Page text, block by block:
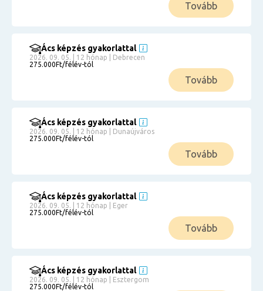
Tovább
Ács képzés gyakorlattal
2026. 09. 05. | 12 hónap | Debrecen
275.000Ft/félév-tól
Tovább
Ács képzés gyakorlattal
2026. 09. 05. | 12 hónap | Dunaújváros
275.000Ft/félév-tól
Tovább
Ács képzés gyakorlattal
2026. 09. 05. | 12 hónap | Eger
275.000Ft/félév-tól
Tovább
Ács képzés gyakorlattal
2026. 09. 05. | 12 hónap | Esztergom
275.000Ft/félév-tól